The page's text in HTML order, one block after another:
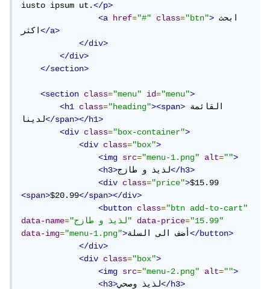
iusto ipsum ut.</p>
<a
href="#" class="btn"> ابحث
اكثر</a>
</div>
</div>
</section>
<section class="menu" id="menu">
<h1
class="heading"><span> القائمة
لدينا</span></h1>
<div
class="box-container">
<div
class="box">
<img
src="menu-1.png" alt="">
<h3>لذيذ و طازج</h3>
<div
class="price">
<span>$20.99</span></div>
<button
class="btn add-to-cart"
data-name= "لذيذ و طازج" data-price="15.99"
data-img="menu-1.png">أضف الى السلة</button>
</div>
<div
class="box">
<img
src="menu-2.png" alt="">
<h3>لذيذ وصحي</h3>